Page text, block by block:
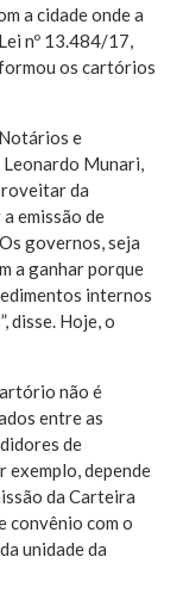
a cidade onde a
nº 13.484/17,
os cartórios
e
Munari,
da
emissão de
governos, seja
a ganhar porque
internos
disse. Hoje, o
não é
entre as
de
exemplo, depende
da Carteira
convênio com o
unidade da